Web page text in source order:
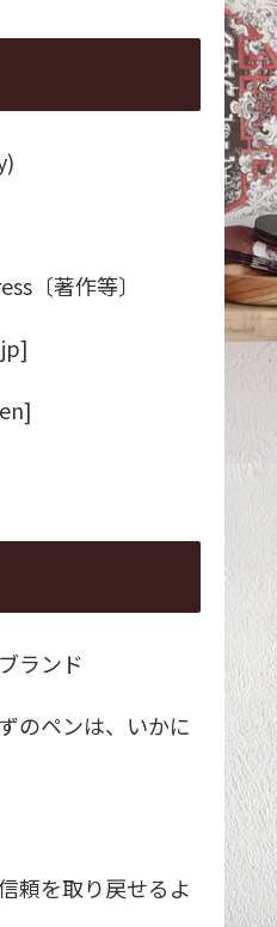
〔著作等〕
ランド
のペンは、いかに
頼を取り戻せるよ